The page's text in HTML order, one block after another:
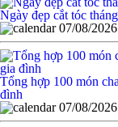
Ngày đẹp cắt tóc
07/08/2026
Tổng hợp 100 món
đình
07/08/2026